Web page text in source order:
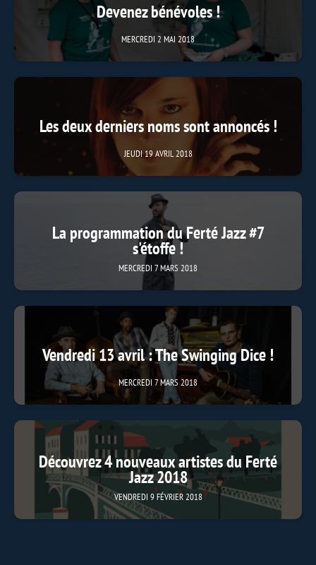
Devenez bénévoles !
MERCREDI 2 MAI 2018
Les deux derniers noms sont annoncés !
JEUDI 19 AVRIL 2018
La programmation du Ferté Jazz #7
s'étoffe !
MERCREDI 7 MARS 2018
Vendredi 13 avril : The Swinging Dice !
MERCREDI 7 MARS 2018
Découvrez 4 nouveaux artistes du Ferté
Jazz 2018
VENDREDI 9 FÉVRIER 2018